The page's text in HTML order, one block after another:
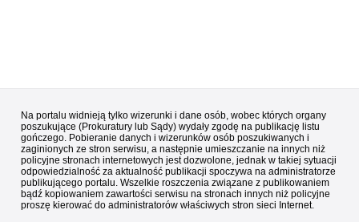
Na portalu widnieją tylko wizerunki i dane osób, wobec których organy
poszukujące (Prokuratury lub Sądy) wydały zgodę na publikację listu
gończego. Pobieranie danych i wizerunków osób poszukiwanych i
zaginionych ze stron serwisu, a następnie umieszczanie na innych niż
policyjne stronach internetowych jest dozwolone, jednak w takiej sytuacji
odpowiedzialność za aktualność publikacji spoczywa na administratorze
publikującego portalu. Wszelkie roszczenia związane z publikowaniem
bądź kopiowaniem zawartości serwisu na stronach innych niż policyjne
proszę kierować do administratorów właściwych stron sieci Internet.